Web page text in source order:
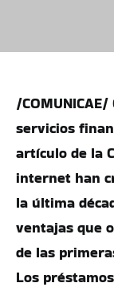
/
servicios
artículo de la
internet han
la última
ventajas que
de las
Los